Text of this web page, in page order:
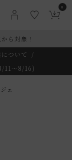
0
ら対象！
ついて
/
11～8/16)
ェ